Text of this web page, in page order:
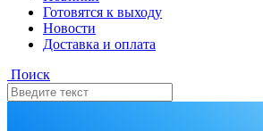
Готовятся к выходу
Новости
Доставка и оплата
Поиск